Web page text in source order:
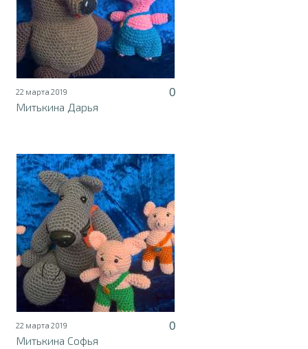
22 марта 2019
0
Митькина Дарья
22 марта 2019
0
Митькина Софья